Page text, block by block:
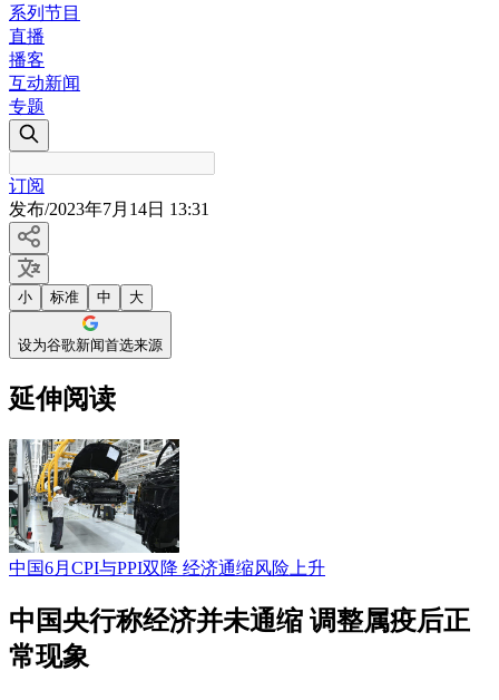
系列节目
直播
播客
互动新闻
专题
订阅
发布/2023年7月14日 13:31
小 标准 中 大
设为谷歌新闻首选来源
延伸阅读
中国6月CPI与PPI双降 经济通缩风险上升
中国央行称经济并未通缩 调整属疫后正
常现象